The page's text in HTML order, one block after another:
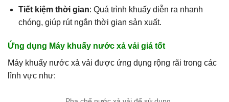
Tiết kiệm thời gian: Quá trình khuấy diễn ra nhanh
chóng, giúp rút ngắn thời gian sản xuất.
Ứng dụng Máy khuấy nước xả vải giá tốt
Máy khuấy nước xả vải được ứng dụng rộng rãi trong các
lĩnh vực như: